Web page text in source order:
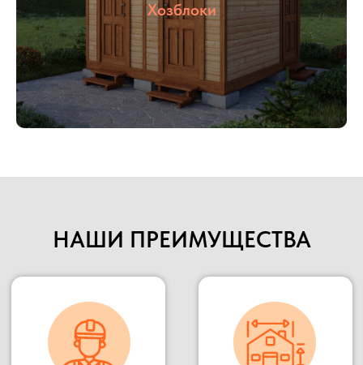
Хозблоки
НАШИ ПРЕИМУЩЕСТВА
Наше производство всегда открыто для
потенциальных клиентов и партнеров, Вы
можете всегда к нам приехать в гости,
убедиться в качестве материалов и взглянуть на
сам процесс изготовления.
Подробнее